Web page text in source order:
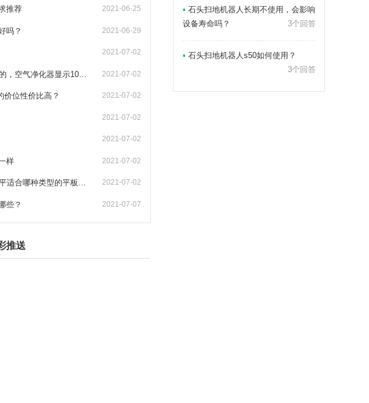
推荐 2021-06-25
吗？ 2021-06-29
2021-07-02
气净化器显示10正常吗 2021-07-02
价位性价比高？ 2021-07-02
2021-07-02
2021-07-02
样 2021-07-02
哪种类型的平板电视？ 2021-07-02
些？ 2021-07-07
推送
▪ 石头扫地机器人长期不使用，会影响
设备寿命吗？
3个回答
▪ 石头扫地机器人s50如何使用？
3个回答